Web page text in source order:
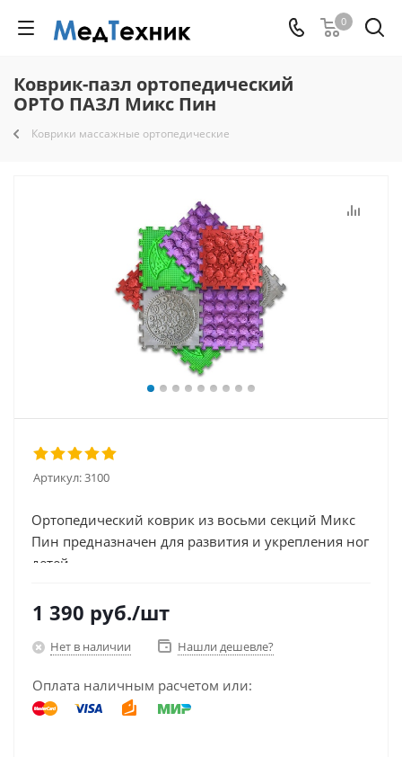
0
Коврик-пазл ортопедический
ОРТО ПАЗЛ Микс Пин
Коврики массажные ортопедические
Артикул:3100
Ортопедический коврик из восьми секций Микс
Пин предназначен для развития и укрепления ног
детей...
1 390 руб./шт
Нет в наличии Нашли дешевле?
Оплата наличным расчетом или: